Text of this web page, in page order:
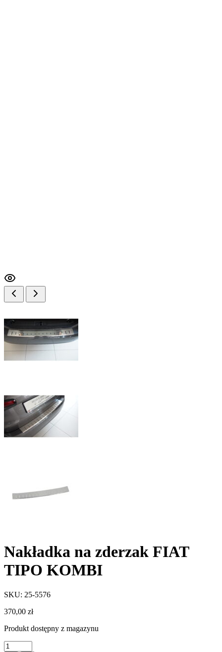
Nakładka na zderzak FIAT
TIPO KOMBI
SKU: 25-5576
370,00 zł
Produkt dostępny z magazynu